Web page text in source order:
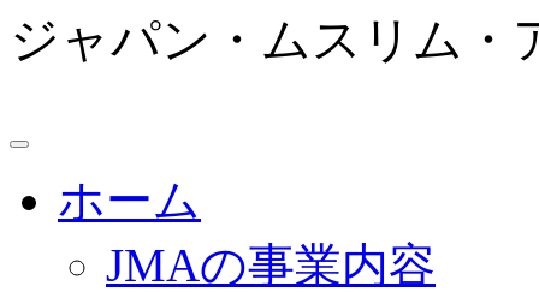
ジャパン・ムスリム・
ホーム
JMAの事業内容